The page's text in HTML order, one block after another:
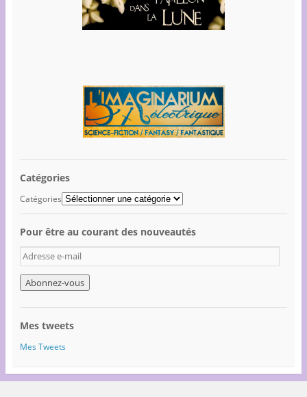
Catégories
Catégories
Pour être au courant des nouveautés
A
d
r
e
s
e
e
a
Mes tweets
Mes Tweets